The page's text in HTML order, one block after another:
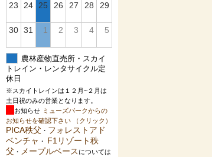
23 24 25 26 27 28 29
30 31 1 2 3 4 5
農林産物直売所・スカイ
トレイン・レンタサイクル定
休日
※スカイトレインは１２月~２月は
土日祝のみの営業となります。
お知らせ ミューズパークからの
お知らせを確認下さい （クリック）
PICA秩父 ・ フォレストアド
ベンチャ ・ F1リゾート秩
父 ・ メープルベース については